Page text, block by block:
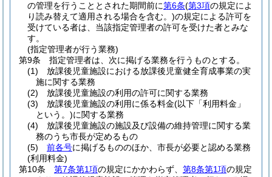
の管理を行うこととされた期間前に第6条(第3項の規定によ
り読み替えて適用される場合を含む。)の規定による許可を
受けている者は、当該指定管理者の許可を受けた者とみな
す。
(指定管理者が行う業務)
第9条
指定管理者は、次に掲げる業務を行うものとする。
(1)
放課後児童施設における放課後児童健全育成事業の実
施に関する業務
(2)
放課後児童施設の利用の許可に関する業務
(3)
放課後児童施設の利用に係る料金(以下「利用料金」
という。)に関する業務
(4)
放課後児童施設の施設及び設備の維持管理に関する業
務のうち市長が定めるもの
(5)
前各号に掲げるもののほか、市長が必要と認める業務
(利用料金)
第10条
第7条第1項の規定にかかわらず、 第8条第1項の規定